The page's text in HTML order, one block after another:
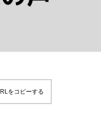
をコピーする